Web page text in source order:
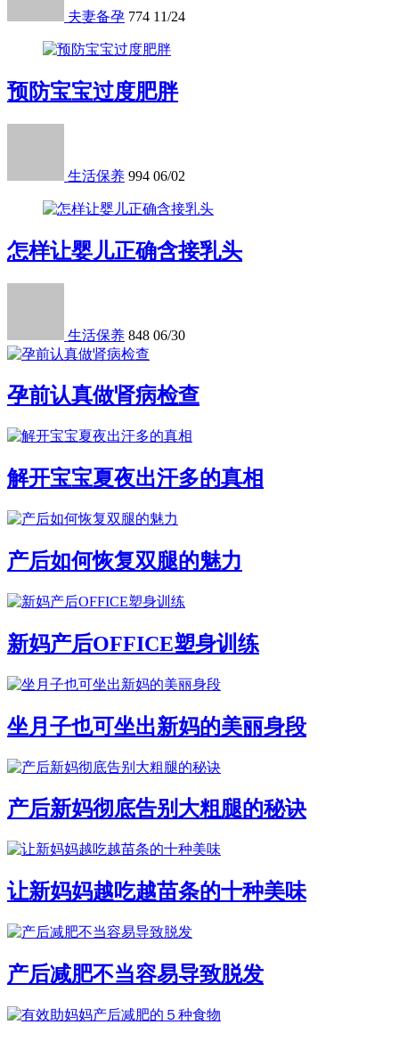
夫妻备孕 774 11/24
预防宝宝过度肥胖
生活保养 994 06/02
怎样让婴儿正确含接乳头
生活保养 848 06/30
孕前认真做肾病检查
解开宝宝夏夜出汗多的真相
产后如何恢复双腿的魅力
新妈产后OFFICE塑身训练
坐月子也可坐出新妈的美丽身段
产后新妈彻底告别大粗腿的秘诀
让新妈妈越吃越苗条的十种美味
产后减肥不当容易导致脱发